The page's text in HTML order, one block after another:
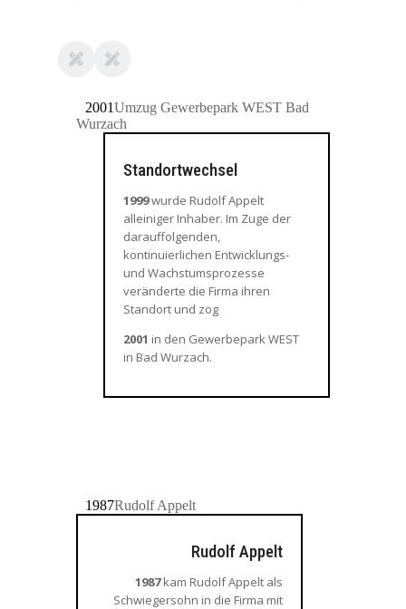
2001Umzug Gewerbepark WEST Bad
Wurzach
Standortwechsel
1999wurde Rudolf Appelt
alleiniger Inhaber. Im Zuge der
darauffolgenden,
kontinuierlichen Entwicklungs-
und Wachstumsprozesse
veränderte die Firma ihren
Standort und zog
2001 in den Gewerbepark WEST
in Bad Wurzach.
1987Rudolf Appelt
Rudolf Appelt
1987kam Rudolf Appelt als
Schwiegersohn in die Firma mit